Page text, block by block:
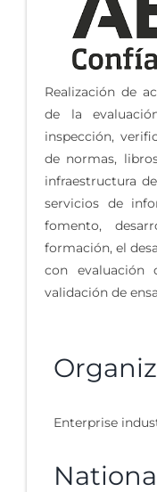
Realización de
de la
inspección,
de normas,
infraestructura
servicios de
fomento,
formación, el
con evaluación
validación de
Enterprise